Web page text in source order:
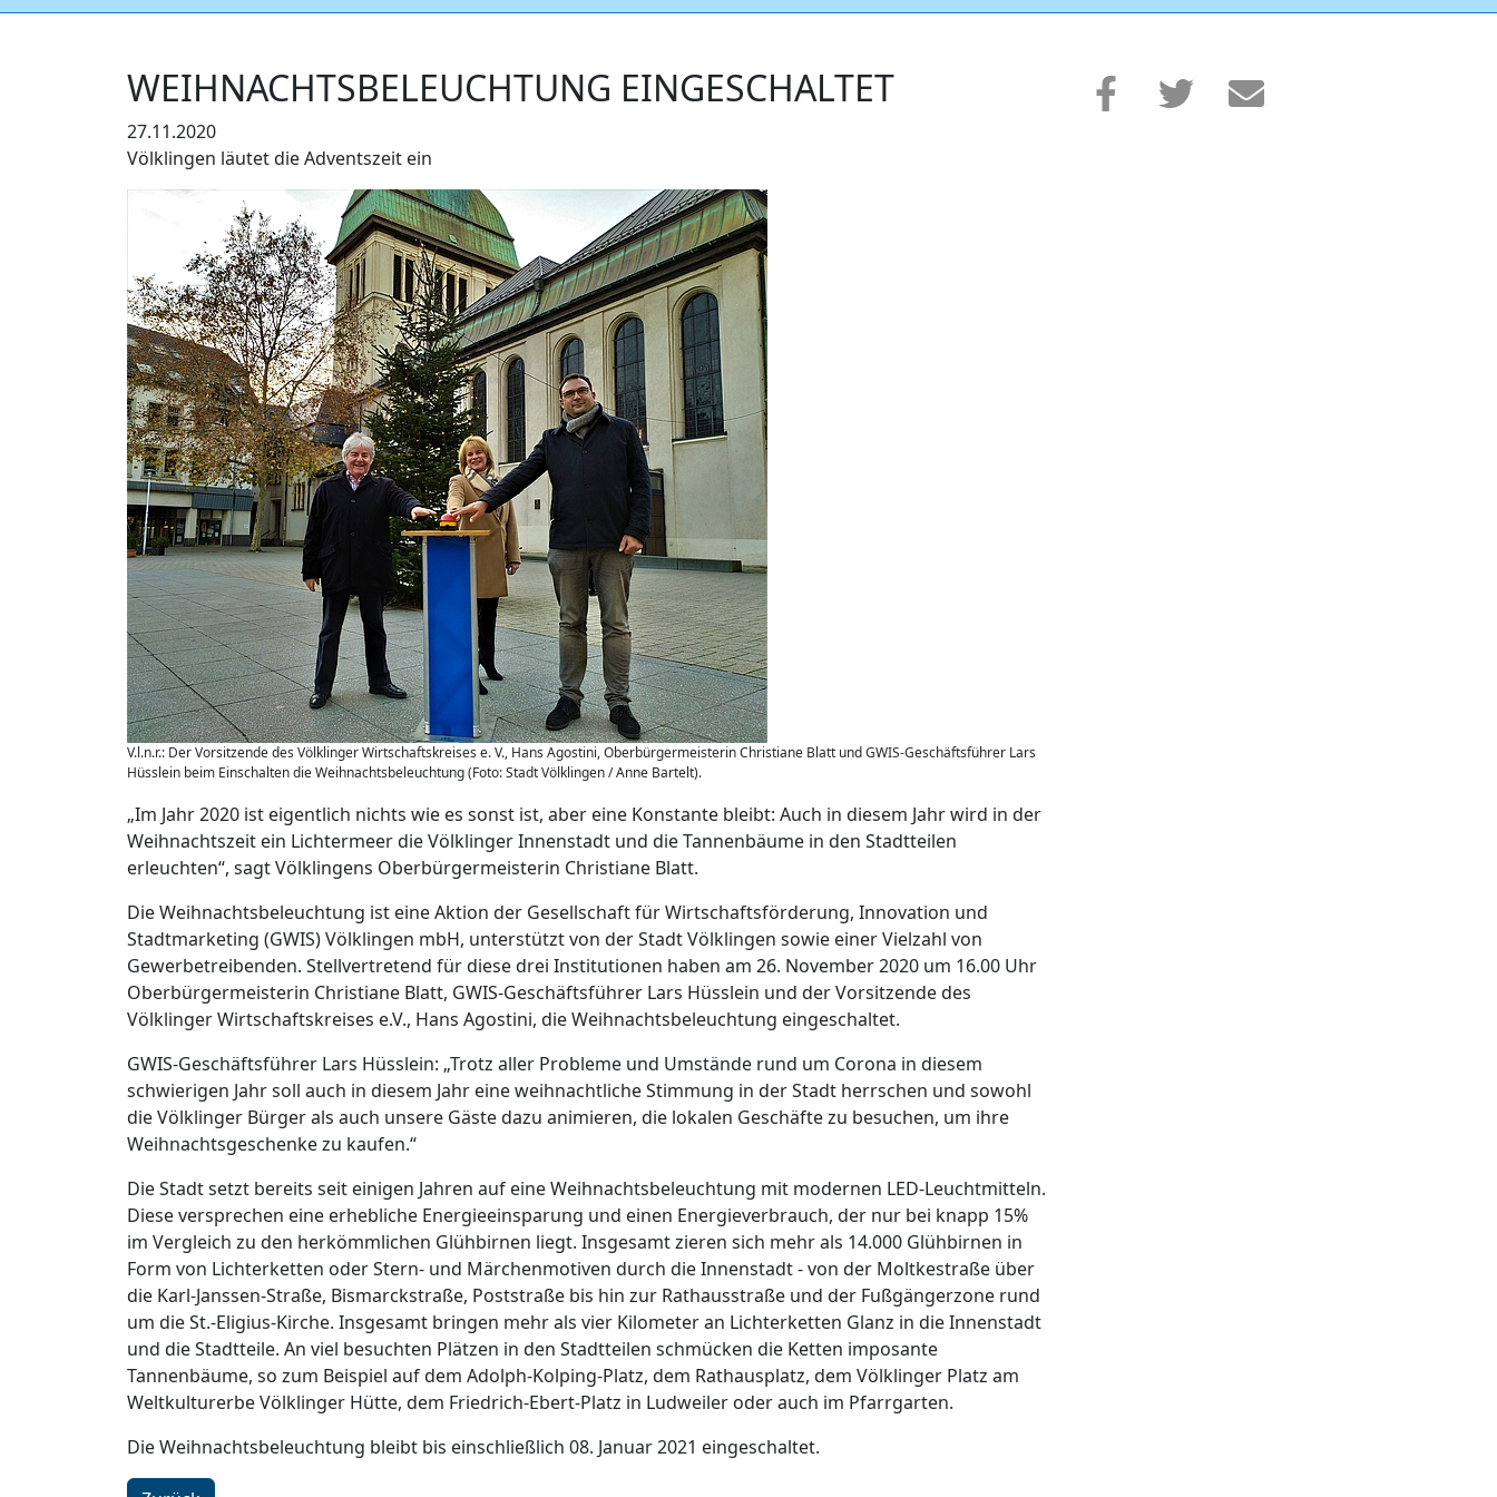
WEIHNACHTSBELEUCHTUNG EINGESCHALTET
27.11.2020
Völklingen läutet die Adventszeit ein
V.l.n.r.: Der Vorsitzende des Völklinger Wirtschaftskreises e. V., Hans Agostini, Oberbürgermeisterin Christiane Blatt und GWIS-Geschäftsführer Lars
Hüsslein beim Einschalten die Weihnachtsbeleuchtung (Foto: Stadt Völklingen / Anne Bartelt).
„Im Jahr 2020 ist eigentlich nichts wie es sonst ist, aber eine Konstante bleibt: Auch in diesem Jahr wird in der
Weihnachtszeit ein Lichtermeer die Völklinger Innenstadt und die Tannenbäume in den Stadtteilen
erleuchten“, sagt Völklingens Oberbürgermeisterin Christiane Blatt.
Die Weihnachtsbeleuchtung ist eine Aktion der Gesellschaft für Wirtschaftsförderung, Innovation und
Stadtmarketing (GWIS) Völklingen mbH, unterstützt von der Stadt Völklingen sowie einer Vielzahl von
Gewerbetreibenden. Stellvertretend für diese drei Institutionen haben am 26. November 2020 um 16.00 Uhr
Oberbürgermeisterin Christiane Blatt, GWIS-Geschäftsführer Lars Hüsslein und der Vorsitzende des
Völklinger Wirtschaftskreises e.V., Hans Agostini, die Weihnachtsbeleuchtung eingeschaltet.
GWIS-Geschäftsführer Lars Hüsslein: „Trotz aller Probleme und Umstände rund um Corona in diesem
schwierigen Jahr soll auch in diesem Jahr eine weihnachtliche Stimmung in der Stadt herrschen und sowohl
die Völklinger Bürger als auch unsere Gäste dazu animieren, die lokalen Geschäfte zu besuchen, um ihre
Weihnachtsgeschenke zu kaufen.“
Die Stadt setzt bereits seit einigen Jahren auf eine Weihnachtsbeleuchtung mit modernen LED-Leuchtmitteln.
Diese versprechen eine erhebliche Energieeinsparung und einen Energieverbrauch, der nur bei knapp 15%
im Vergleich zu den herkömmlichen Glühbirnen liegt. Insgesamt zieren sich mehr als 14.000 Glühbirnen in
Form von Lichterketten oder Stern- und Märchenmotiven durch die Innenstadt - von der Moltkestraße über
die Karl-Janssen-Straße, Bismarckstraße, Poststraße bis hin zur Rathausstraße und der Fußgängerzone rund
um die St.-Eligius-Kirche. Insgesamt bringen mehr als vier Kilometer an Lichterketten Glanz in die Innenstadt
und die Stadtteile. An viel besuchten Plätzen in den Stadtteilen schmücken die Ketten imposante
Tannenbäume, so zum Beispiel auf dem Adolph-Kolping-Platz, dem Rathausplatz, dem Völklinger Platz am
Weltkulturerbe Völklinger Hütte, dem Friedrich-Ebert-Platz in Ludweiler oder auch im Pfarrgarten.
Die Weihnachtsbeleuchtung bleibt bis einschließlich 08. Januar 2021 eingeschaltet.